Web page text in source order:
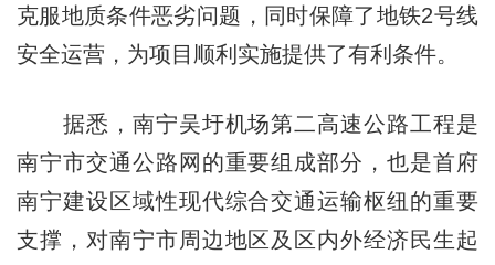
克服地质条件恶劣问题，同时保障了地铁2号线
安全运营，为项目顺利实施提供了有利条件。
据悉，南宁吴圩机场第二高速公路工程是
南宁市交通公路网的重要组成部分，也是首府
南宁建设区域性现代综合交通运输枢纽的重要
支撑，对南宁市周边地区及区内外经济民生起